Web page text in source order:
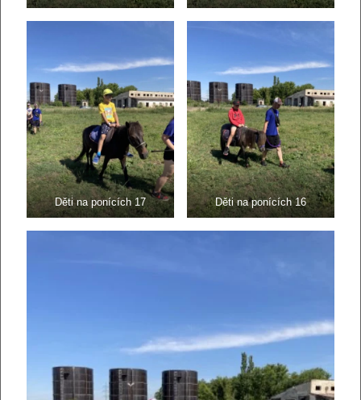
Děti na ponících 17 Děti na ponících 16